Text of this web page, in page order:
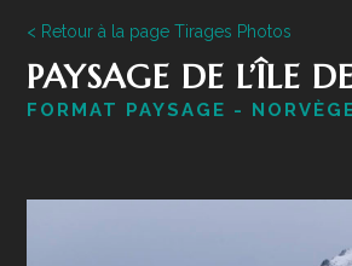
< Retour à la page Tirages Photos
PAYSAGE DE L’ÎLE
FORMAT PAYSAGE -